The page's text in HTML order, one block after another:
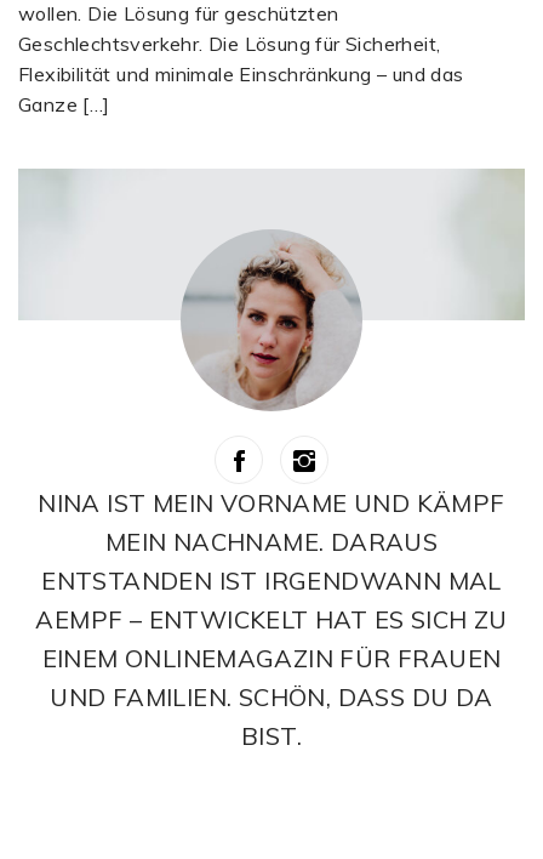
wollen. Die Lösung für geschützten
Geschlechtsverkehr. Die Lösung für Sicherheit,
Flexibilität und minimale Einschränkung – und das
Ganze […]
NINA IST MEIN VORNAME UND KÄMPF
MEIN NACHNAME. DARAUS
ENTSTANDEN IST IRGENDWANN MAL
AEMPF – ENTWICKELT HAT ES SICH ZU
EINEM ONLINEMAGAZIN FÜR FRAUEN
UND FAMILIEN. SCHÖN, DASS DU DA
BIST.